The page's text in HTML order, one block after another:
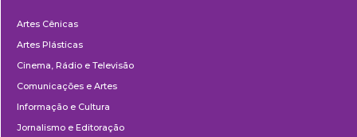
Artes Cênicas
Artes Plásticas
Cinema, Rádio e Televisão
Comunicações e Artes
Informação e Cultura
Jornalismo e Editoração